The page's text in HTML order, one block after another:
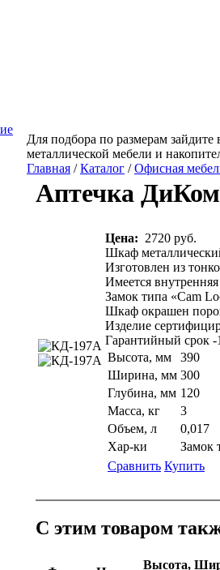
Для подбора по размерам зайдите
металлической мебели и
Главная /Каталог /Офисная
Аптечка
Цена: 2720 руб.
Шкаф
Изготовлен из
Имеется
Замок типа «Cam
Шкаф окрашен
Изделие
Гарантийный срок -
Высота, мм
390
Ширина, мм 300
Глубина, мм 120
Масса, кг
3
Объем, л
0,017
Хар-ки
Замок
Сравнить Купить
С этим товаром
Высота,